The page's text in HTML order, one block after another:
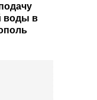
воды в